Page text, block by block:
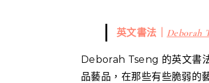
英文書法｜ Deborah
Deborah Tseng 的英文書
品藝品，在那些有些脆弱的